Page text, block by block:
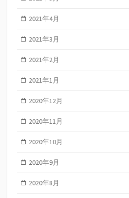
2021年4月
2021年3月
2021年2月
2021年1月
2020年12月
2020年11月
2020年10月
2020年9月
2020年8月